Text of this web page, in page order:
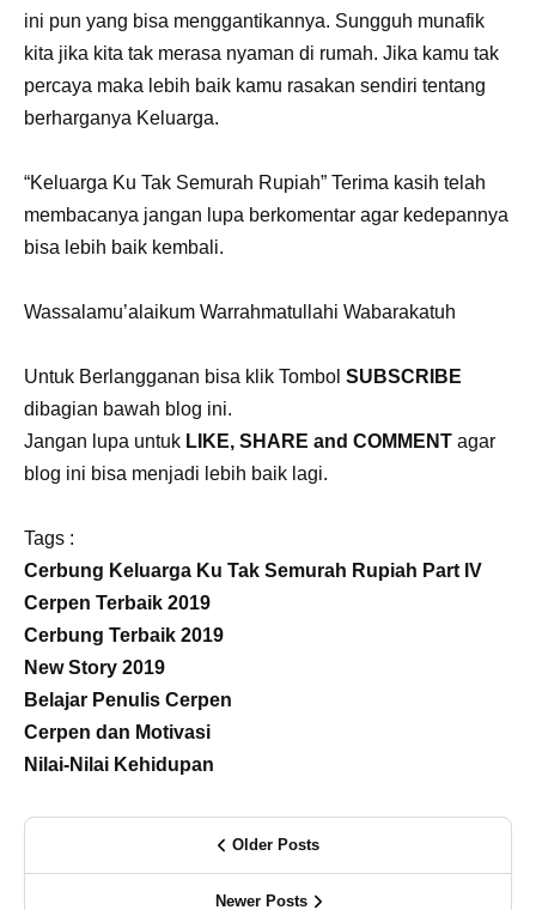
ini pun yang bisa menggantikannya. Sungguh munafik
kita jika kita tak merasa nyaman di rumah. Jika kamu tak
percaya maka lebih baik kamu rasakan sendiri tentang
berharganya Keluarga.
“Keluarga Ku Tak Semurah Rupiah” Terima kasih telah
membacanya jangan lupa berkomentar agar kedepannya
bisa lebih baik kembali.
Wassalamu’alaikum Warrahmatullahi Wabarakatuh
Untuk Berlangganan bisa klik Tombol SUBSCRIBE
dibagian bawah blog ini.
Jangan lupa untuk LIKE, SHARE and COMMENT agar
blog ini bisa menjadi lebih baik lagi.
Tags :
Cerbung Keluarga Ku Tak Semurah Rupiah Part IV
Cerpen Terbaik 2019
Cerbung Terbaik 2019
New Story 2019
Belajar Penulis Cerpen
Cerpen dan Motivasi
Nilai-Nilai Kehidupan
Older Posts
Newer Posts